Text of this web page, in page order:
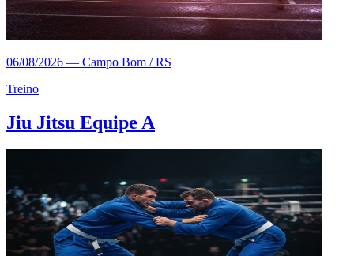
06/08/2026 — Campo Bom / RS
Treino
Jiu Jitsu Equipe A